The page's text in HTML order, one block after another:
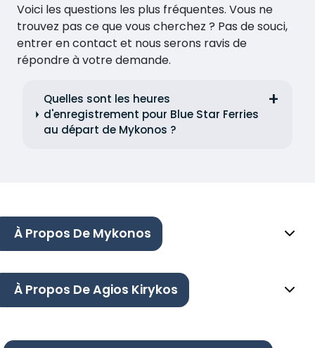
Voici les questions les plus fréquentes. Vous ne
trouvez pas ce que vous cherchez ? Pas de souci,
entrer en contact et nous serons ravis de
répondre à votre demande.
Quelles sont les heures
d'enregistrement pour Blue Star Ferries
au départ de Mykonos ?
À Propos De Mykonos
À Propos De Agios Kirykos